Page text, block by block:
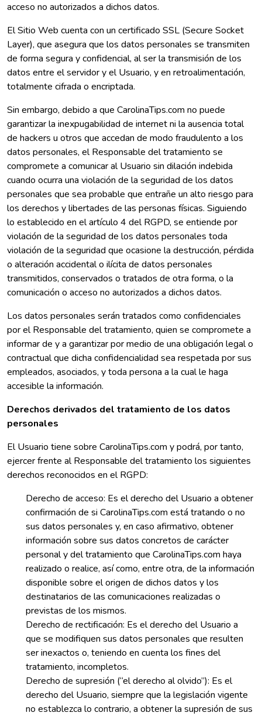
acceso no autorizados a dichos datos.
El Sitio Web cuenta con un certificado SSL (Secure Socket
Layer), que asegura que los datos personales se transmiten
de forma segura y confidencial, al ser la transmisión de los
datos entre el servidor y el Usuario, y en retroalimentación,
totalmente cifrada o encriptada.
Sin embargo, debido a que CarolinaTips.com no puede
garantizar la inexpugabilidad de internet ni la ausencia total
de hackers u otros que accedan de modo fraudulento a los
datos personales, el Responsable del tratamiento se
compromete a comunicar al Usuario sin dilación indebida
cuando ocurra una violación de la seguridad de los datos
personales que sea probable que entrañe un alto riesgo para
los derechos y libertades de las personas físicas. Siguiendo
lo establecido en el artículo 4 del RGPD, se entiende por
violación de la seguridad de los datos personales toda
violación de la seguridad que ocasione la destrucción, pérdida
o alteración accidental o ilícita de datos personales
transmitidos, conservados o tratados de otra forma, o la
comunicación o acceso no autorizados a dichos datos.
Los datos personales serán tratados como confidenciales
por el Responsable del tratamiento, quien se compromete a
informar de y a garantizar por medio de una obligación legal o
contractual que dicha confidencialidad sea respetada por sus
empleados, asociados, y toda persona a la cual le haga
accesible la información.
Derechos derivados del tratamiento de los datos
personales
El Usuario tiene sobre CarolinaTips.com y podrá, por tanto,
ejercer frente al Responsable del tratamiento los siguientes
derechos reconocidos en el RGPD:
Derecho de acceso: Es el derecho del Usuario a obtener
confirmación de si CarolinaTips.com está tratando o no
sus datos personales y, en caso afirmativo, obtener
información sobre sus datos concretos de carácter
personal y del tratamiento que CarolinaTips.com haya
realizado o realice, así como, entre otra, de la información
disponible sobre el origen de dichos datos y los
destinatarios de las comunicaciones realizadas o
previstas de los mismos.
Derecho de rectificación: Es el derecho del Usuario a
que se modifiquen sus datos personales que resulten
ser inexactos o, teniendo en cuenta los fines del
tratamiento, incompletos.
Derecho de supresión (“el derecho al olvido”): Es el
derecho del Usuario, siempre que la legislación vigente
no establezca lo contrario, a obtener la supresión de sus